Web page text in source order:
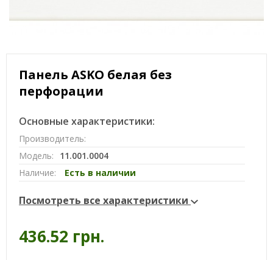
Панель ASKO белая без
перфорации
Основные характеристики:
Производитель:
Модель:
11.001.0004
Наличие:
Есть в наличии
Посмотреть все характеристики
436.52 грн.